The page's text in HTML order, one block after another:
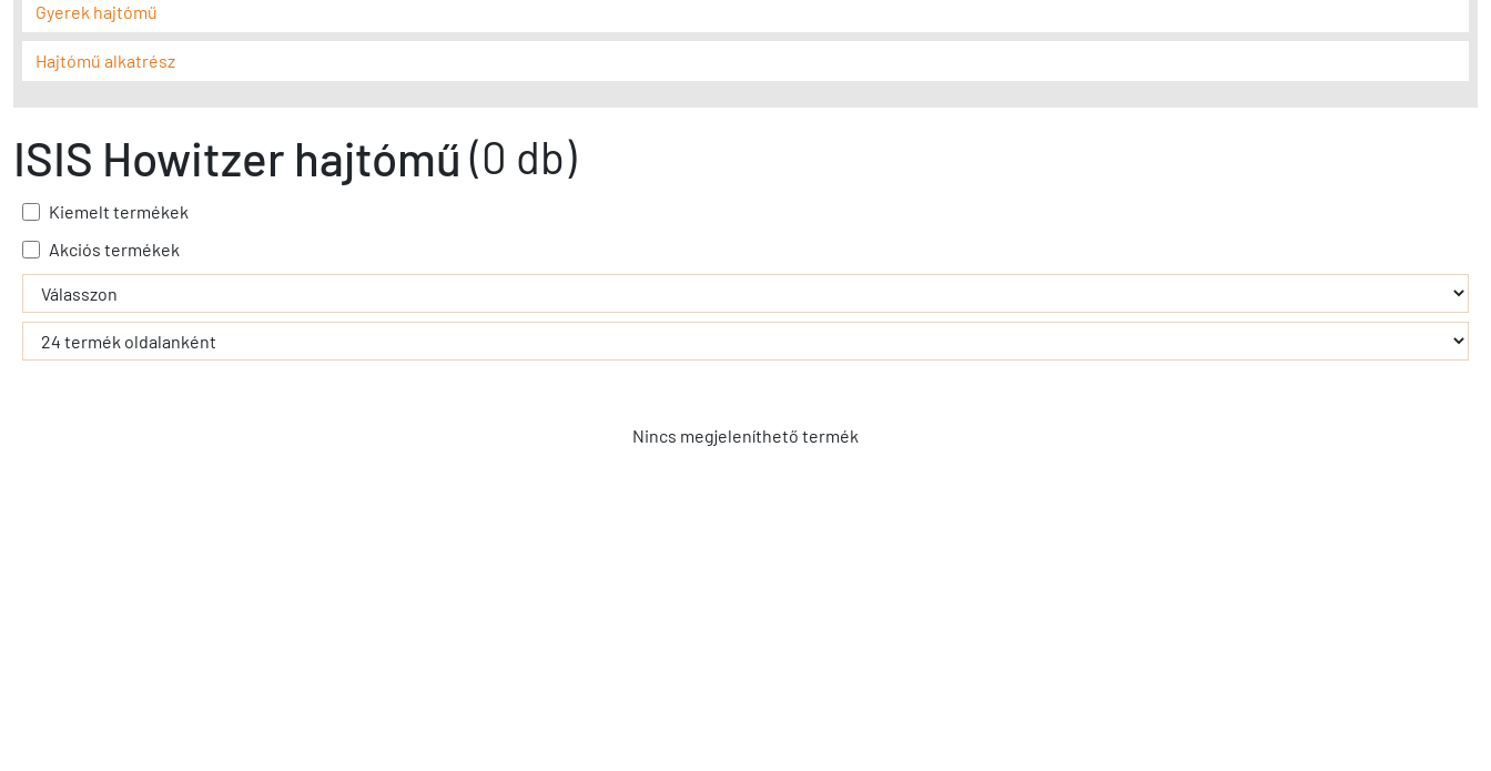
Gyerek hajtómű
Hajtómű alkatrész
ISIS Howitzer hajtómű (0 db)
Kiemelt termékek
Akciós termékek
- - filter_submit - -
Nincs megjeleníthető termék